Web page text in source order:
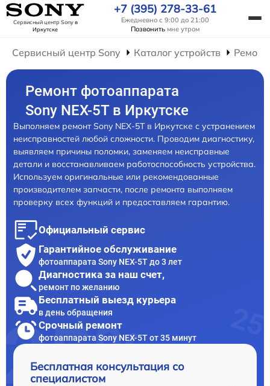
Сервисный центр Sonyв
Иркутске
+7 (395) 278-33-61
Ежедневно с 9:00 до 21:00
Позвонить мне утром
Сервисный центр Sony Каталог устройств
Ремонт фотоаппарата
Sony NEX-5T в Иркутске
Выполняем ремонт Sony NEX-5T в Иркутске с устранением
неисправностей любой сложности. Проводим диагностику,
выявляем причины поломки, заменяем неисправные
детали и восстанавливаем работоспособность устройства.
Используем оригинальные или рекомендованные
производителем запчасти, после ремонта выполняем
проверку всех функций и предоставляем гарантию.
Официальный сервис
Гарантийное обслуживание
фотоаппарата Sony NEX-5T до 3 лет
Диагностика за наш счет,
ремонт по желанию
Бесплатный выезд курьера
в день обращения
Срочный ремонт
фотоаппарата Sony NEX-5T от 35 минут
Бесплатная консультация со
специалистом